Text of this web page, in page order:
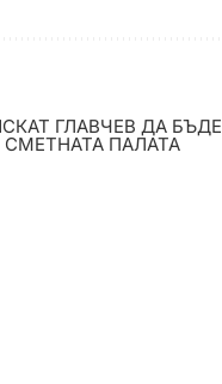
ГЛАВЧЕВ ДА БЪДЕ
ПАЛАТА